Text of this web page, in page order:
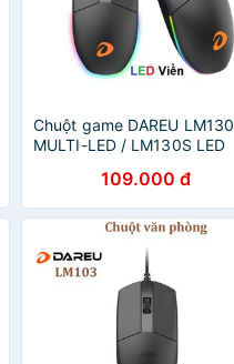
Chuột game DAREU LM130
MULTI-LED / LM130S LED
109.000 đ